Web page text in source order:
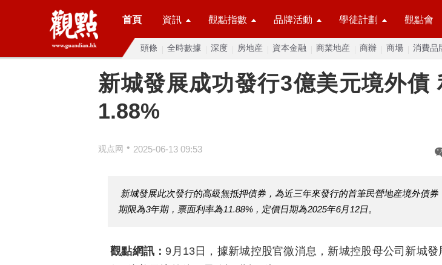
首頁 資訊 觀點指數 品牌活動 學徒計劃 觀點會
頭條 全時數據 深度 房地産 資本金融 商業地産 商辦 商場 消費品
新城發展成功發行3億美元境外債
1.88%
观点网 • 2025-06-13 09:53
新城發展此次發行的高級無抵押債券，為近三年來發行的首筆民營地産境外債券
期限為3年期，票面利率為11.88%，定價日期為2025年6月12日。
觀點網訊：9月13日，據新城控股官微消息，新城控股母公司新城發